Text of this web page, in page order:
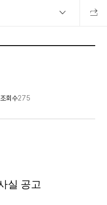
공유하
조회수275